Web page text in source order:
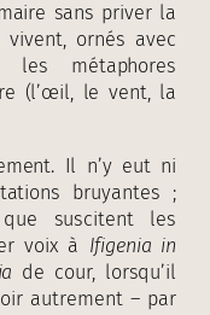
sans priver la
ornés avec
les métaphores
(l’œil, le vent, la
Il n’y eut ni
bruyantes ;
suscitent les
voix à Ifigenia in
de cour, lorsqu’il
autrement – par